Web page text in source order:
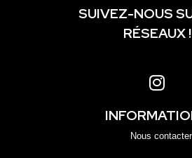
SUIVEZ-NOUS
RÉSEAUX !
Nous contacter